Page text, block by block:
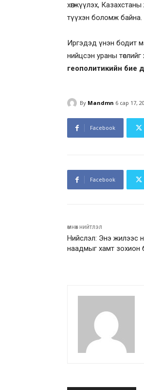
хөгжүүлэх,
түүхэн боломж байна.
Иргэдэд үнэн бодит
нийцсэн ураны төслийг
геополитикийн бие
By Mandmn 6 сар 17,
Facebook
Facebook
өмнөх нийтлэл
Нийслэл: Энэ жилээс
наадмыг хамт зохион